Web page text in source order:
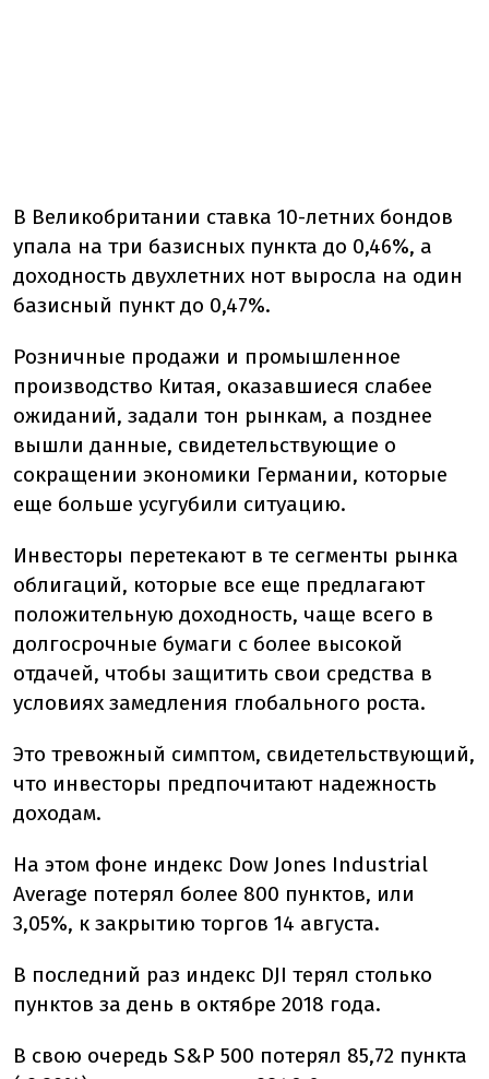
В Великобритании ставка 10-летних бондов
упала на три базисных пункта до 0,46%, а
доходность двухлетних нот выросла на один
базисный пункт до 0,47%.
Розничные продажи и промышленное
производство Китая, оказавшиеся слабее
ожиданий, задали тон рынкам, а позднее
вышли данные, свидетельствующие о
сокращении экономики Германии, которые
еще больше усугубили ситуацию.
Инвесторы перетекают в те сегменты рынка
облигаций, которые все еще предлагают
положительную доходность, чаще всего в
долгосрочные бумаги с более высокой
отдачей, чтобы защитить свои средства в
условиях замедления глобального роста.
Это тревожный симптом, свидетельствующий,
что инвесторы предпочитают надежность
доходам.
На этом фоне индекс Dow Jones Industrial
Average потерял более 800 пунктов, или
3,05%, к закрытию торгов 14 августа.
В последний раз индекс DJI терял столько
пунктов за день в октябре 2018 года.
В свою очередь S&P 500 потерял 85,72 пункта